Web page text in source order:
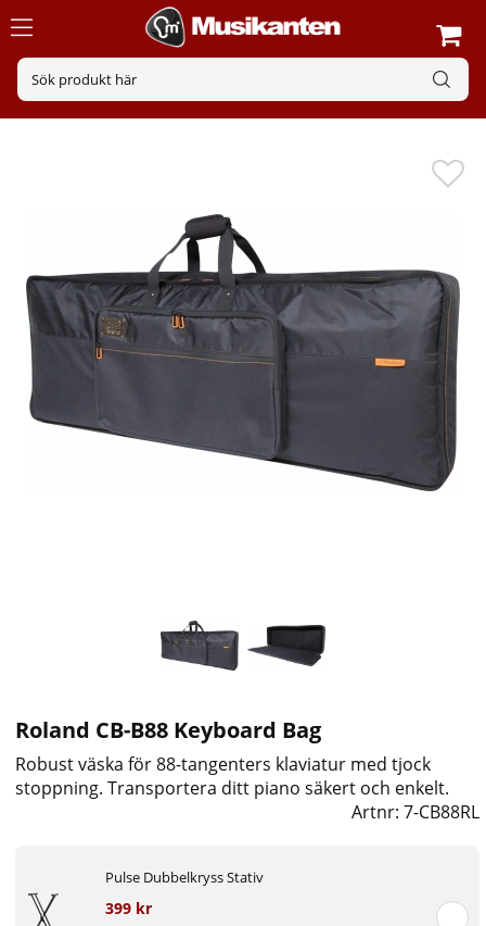
Roland CB-B88 Keyboard Bag
Robust väska för 88-tangenters klaviatur med tjock
stoppning. Transportera ditt piano säkert och enkelt.
Artnr:7-CB88RL
Pulse Dubbelkryss Stativ
399 kr